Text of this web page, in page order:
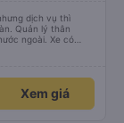
dịch vụ thì
Quản lý thân
ngoài. Xe có
khu vực nghỉ ngơi.
Xem giá